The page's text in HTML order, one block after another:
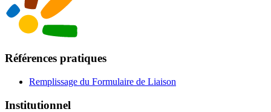
Références pratiques
Remplissage du Formulaire de Liaison
Institutionnel